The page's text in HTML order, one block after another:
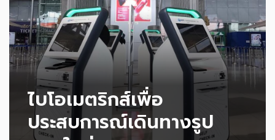
อ่านเพิ่มเติม
ไบโอเมตริกส์เพื่อ
ประสบการณ์เดินทางรูป